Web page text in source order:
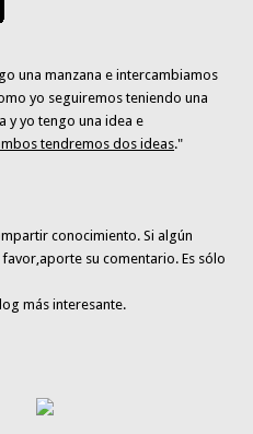
una manzana e intercambiamos
yo seguiremos teniendo una
y yo tengo una idea e
tendremos dos ideas."
conocimiento. Si algún
su comentario. Es sólo
más interesante.